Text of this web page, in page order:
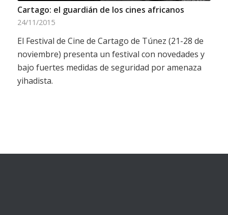
Cartago: el guardián de los cines africanos
24/11/2015
El Festival de Cine de Cartago de Túnez (21-28 de
noviembre) presenta un festival con novedades y
bajo fuertes medidas de seguridad por amenaza
yihadista.